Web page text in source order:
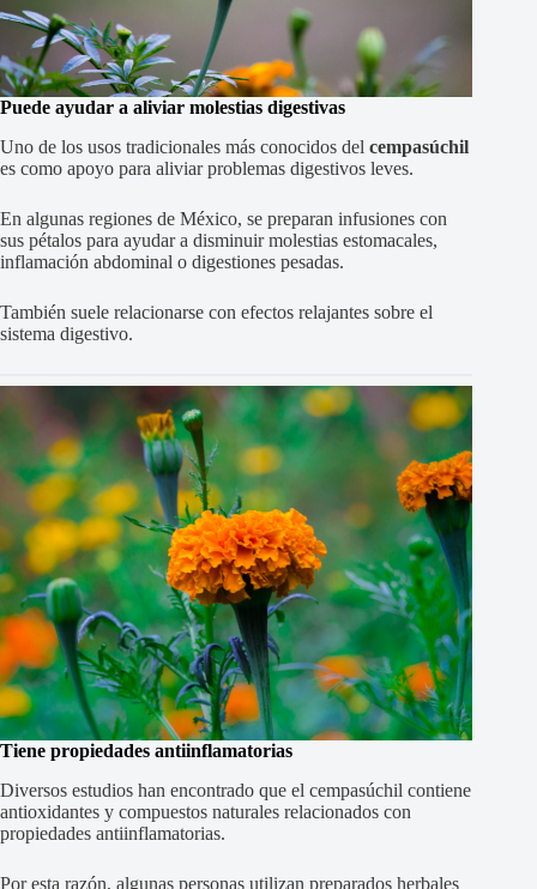
Puede ayudar a aliviar molestias digestivas
Uno de los usos tradicionales más conocidos del cempasúchil
es como apoyo para aliviar problemas digestivos leves.
En algunas regiones de México, se preparan infusiones con
sus pétalos para ayudar a disminuir molestias estomacales,
inflamación abdominal o digestiones pesadas.
También suele relacionarse con efectos relajantes sobre el
sistema digestivo.
Tiene propiedades antiinflamatorias
Diversos estudios han encontrado que el cempasúchil contiene
antioxidantes y compuestos naturales relacionados con
propiedades antiinflamatorias.
Por esta razón, algunas personas utilizan preparados herbales